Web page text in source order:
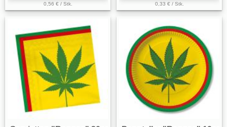
0,56 € / Stk. 0,33 € / Stk.